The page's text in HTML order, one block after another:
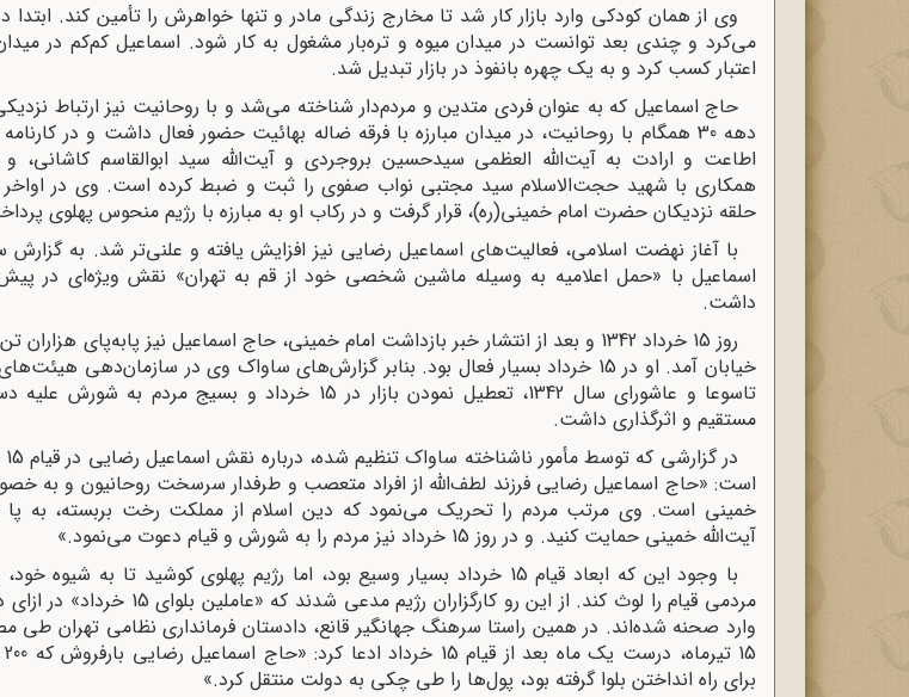
وی از همان کودکی وارد بازار کار شد تا مخارج زندگی مادر و تنها خواهرش را تأمین کند.
می‌کرد و چندی بعد توانست در میدان میوه و تره‌بار مشغول به کار شود. اسماعیل کم‌کم در
اعتبار کسب کرد و به یک چهره بانفوذ در بازار تبدیل شد.
حاج اسماعیل که به عنوان فردی متدین و مردم‌دار شناخته می‌شد و با روحانیت نیز ارتباط
دهه 30 همگام با روحانیت، در میدان مبارزه با فرقه ضاله بهائیت حضور فعال داشت و در
اطاعت و ارادت به آیت‌الله العظمی سیدحسین بروجردی و آیت‌الله سید ابوالقاسم کاشانی، و
حلقه نزدیکان حضرت امام خمینی(ره)، قرار گرفت و در رکاب او به مبارزه با رژیم منحوس پهلوی
با آغاز نهضت اسلامی، فعالیت‌های اسماعیل رضایی نیز افزایش یافته و علنی‌تر شد. به
اسماعیل با «حمل اعلامیه‌ به وسیله ماشین شخصی خود از قم به تهران» نقش ویژه‌ای در
داشت.
روز 15 خرداد 1342 و بعد از انتشار خبر بازداشت امام خمینی، حاج اسماعیل نیز پابه‌پای هزاران
خیابان آمد. او در 15 خرداد بسیار فعال بود. بنابر گزارش‌های ساواک وی در سازمان‌دهی
تاسوعا و عاشورای سال 1342، تعطیل نمودن بازار در 15 خرداد و بسیج مردم
مستقیم و اثرگذاری داشت.
است: «حاج اسماعیل رضایی فرزند لطف‌الله از افراد متعصب و طرفدار سرسخت روحانیون و به‌
خمینی است. وی مرتب مردم را تحریک می‌نمود که دین اسلام از مملکت رخت بربسته، به پا
آیت‌الله خمینی حمایت کنید. و در روز 15 خرداد نیز مردم را به شورش و قیام دعوت می‌نمود.»
با وجود این که ابعاد قیام 15 خرداد بسیار وسیع بود، اما رژیم پهلوی کوشید تا به
مردمی قیام را لوث کند. از این رو کارگزاران رژیم مدعی شدند
وارد صحنه شده‌اند. در همین راستا سرهنگ جهانگیر قانع، دادستان فرمانداری نظامی تهران طی
15
برای راه انداختن بلوا گرفته بود، پول‌ها را طی چکی به دولت منتقل کرد.»